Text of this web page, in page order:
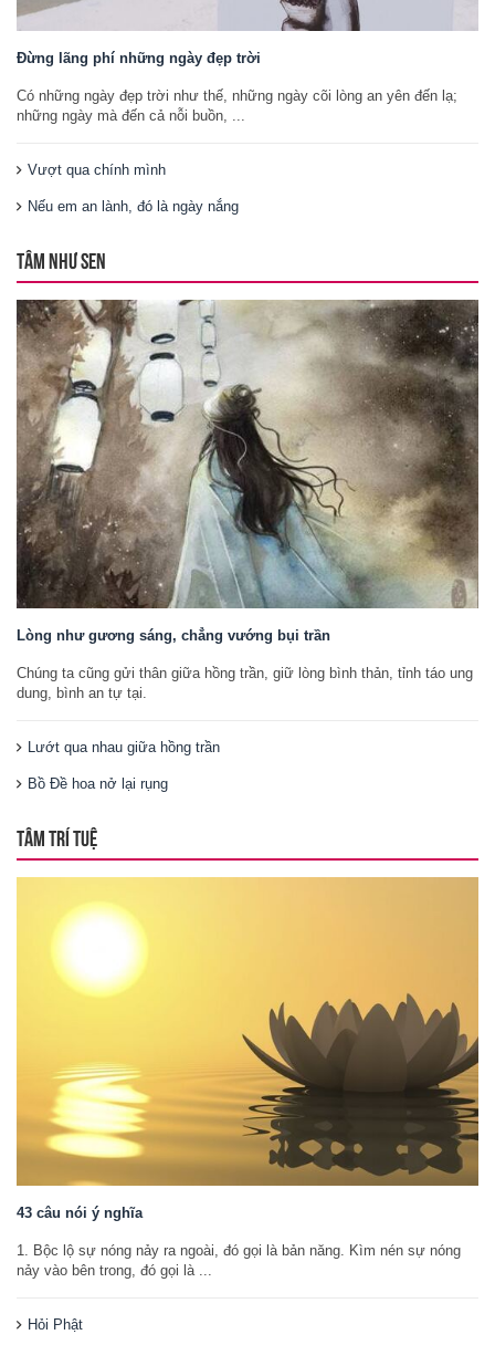
Đừng lãng phí những ngày đẹp trời
Có những ngày đẹp trời như thế, những ngày cõi lòng an yên đến lạ;
những ngày mà đến cả nỗi buồn, ...
Vượt qua chính mình
Nếu em an lành, đó là ngày nắng
TÂM NHƯ SEN
Lòng như gương sáng, chẳng vướng bụi trần
Chúng ta cũng gửi thân giữa hồng trần, giữ lòng bình thản, tỉnh táo ung
dung, bình an tự tại.
Lướt qua nhau giữa hồng trần
Bồ Đề hoa nở lại rụng
TÂM TRÍ TUỆ
43 câu nói ý nghĩa
1. Bộc lộ sự nóng nảy ra ngoài, đó gọi là bản năng. Kìm nén sự nóng
nảy vào bên trong, đó gọi là ...
Hỏi Phật